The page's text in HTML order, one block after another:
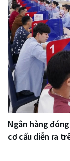
Ngân hàng
cơ cấu diễn ra